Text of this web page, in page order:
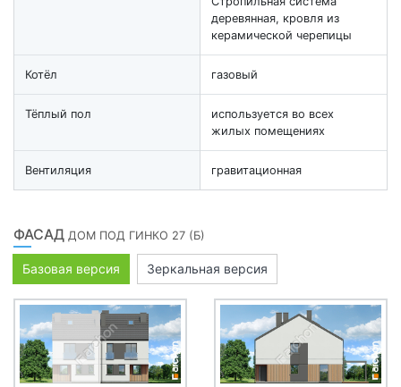
деревянная, кровля из
керамической черепицы
Котёл газовый
Тёплый пол
используется во всех
жилых помещениях
Вентиляция гравитационная
ФАСАД ДОМ ПОД ГИНКО 27 (Б)
Базовая версия Зеркальная версия